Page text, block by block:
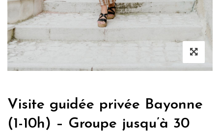
Visite guidée privée Bayonne
(1-10h) – Groupe jusqu’à 30